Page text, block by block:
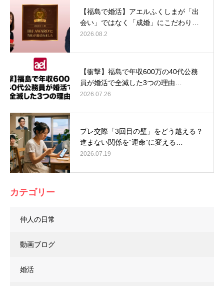
【福島で婚活】アエルふくしまが「出
会い」ではなく「成婚」にこだわり…
2026.08.2
【衝撃】福島で年収600万の40代公務
員が婚活で全滅した3つの理由…
2026.07.26
プレ交際「3回目の壁」をどう越える？
進まない関係を“運命”に変える…
2026.07.19
カテゴリー
仲人の日常
動画ブログ
婚活